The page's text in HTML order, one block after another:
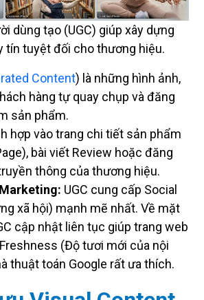
dùng tạo (UGC) giúp xây dựng
tín tuyệt đối cho thương hiệu.
Content) là những hình ảnh,
hàng tự quay chụp và đăng
sản phẩm.
hợp vào trang chi tiết sản phẩm
bài viết Review hoặc đăng
thông của thương hiệu.
UGC cung cấp Social
xã hội) mạnh mẽ nhất. Về mặt
cập nhật liên tục giúp trang web
(Độ tươi mới của nội
thuật toán Google rất ưa thích.